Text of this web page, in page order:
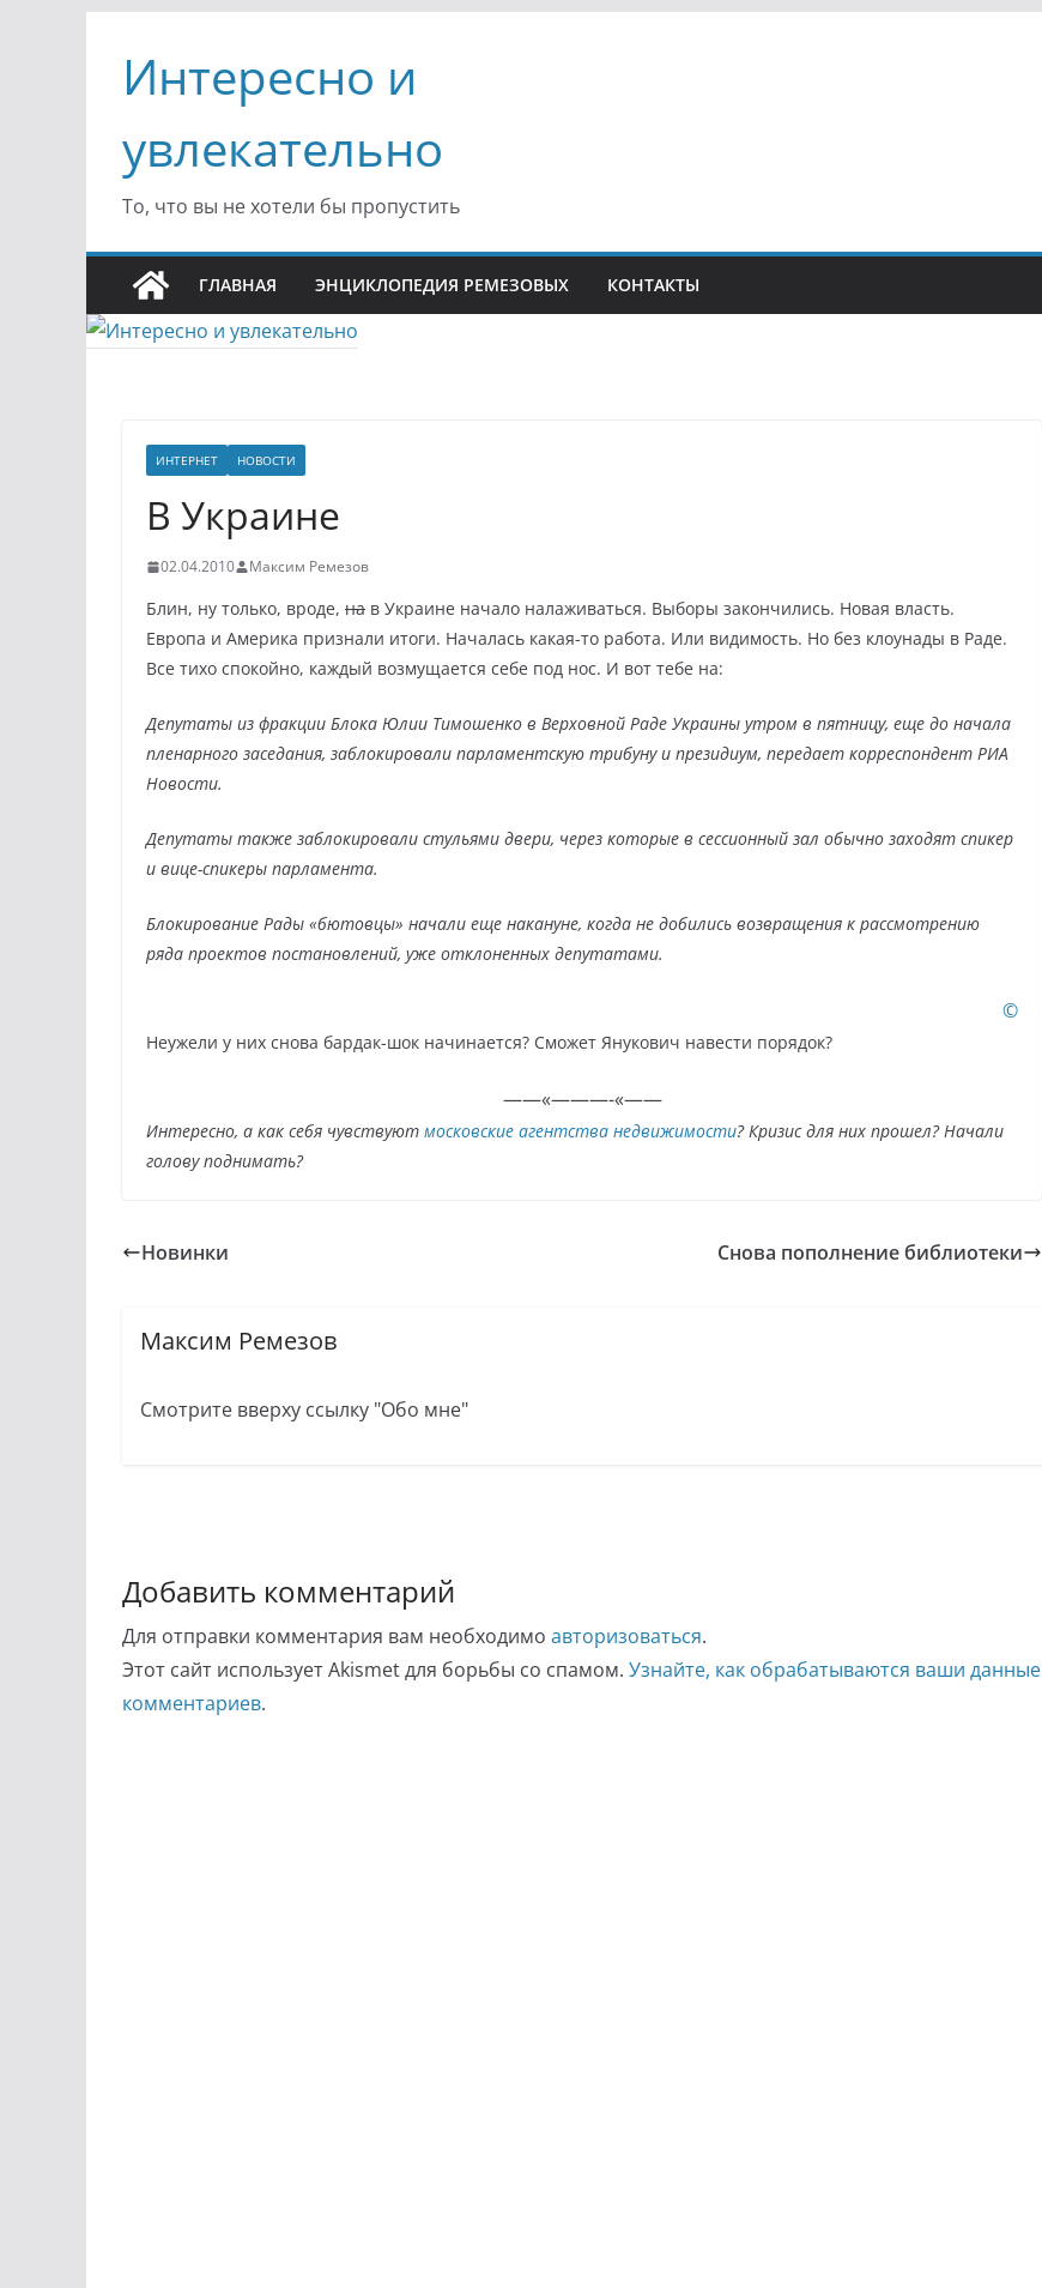
содержимому
Интересно и
увлекательно
То, что вы не хотели бы пропустить
ГЛАВНАЯ ЭНЦИКЛОПЕДИЯ РЕМЕЗОВЫХ КОНТАКТЫ
ИНТЕРНЕТ НОВОСТИ
В Украине
02.04.2010 Максим Ремезов
Блин, ну только, вроде, на в Украине начало налаживаться. Выборы закончились. Новая власть.
Европа и Америка признали итоги. Началась какая-то работа. Или видимость. Но без клоунады в Раде.
Все тихо спокойно, каждый возмущается себе под нос. И вот тебе на:
Депутаты из фракции Блока Юлии Тимошенко в Верховной Раде Украины утром в пятницу, еще до начала
пленарного заседания, заблокировали парламентскую трибуну и президиум, передает корреспондент РИА
Новости.
Депутаты также заблокировали стульями двери, через которые в сессионный зал обычно заходят спикер
и вице-спикеры парламента.
Блокирование Рады «бютовцы» начали еще накануне, когда не добились возвращения к рассмотрению
ряда проектов постановлений, уже отклоненных депутатами.
©
Неужели у них снова бардак-шок начинается? Сможет Янукович навести порядок?
——«———-«——
Интересно, а как себя чувствуют московские агентства недвижимости? Кризис для них прошел? Начали
голову поднимать?
Новинки Снова пополнение библиотеки
Максим Ремезов
Смотрите вверху ссылку "Обо мне"
Добавить комментарий
Для отправки комментария вам необходимо авторизоваться.
Этот сайт использует Akismet для борьбы со спамом. Узнайте, как обрабатываются ваши данные
комментариев.